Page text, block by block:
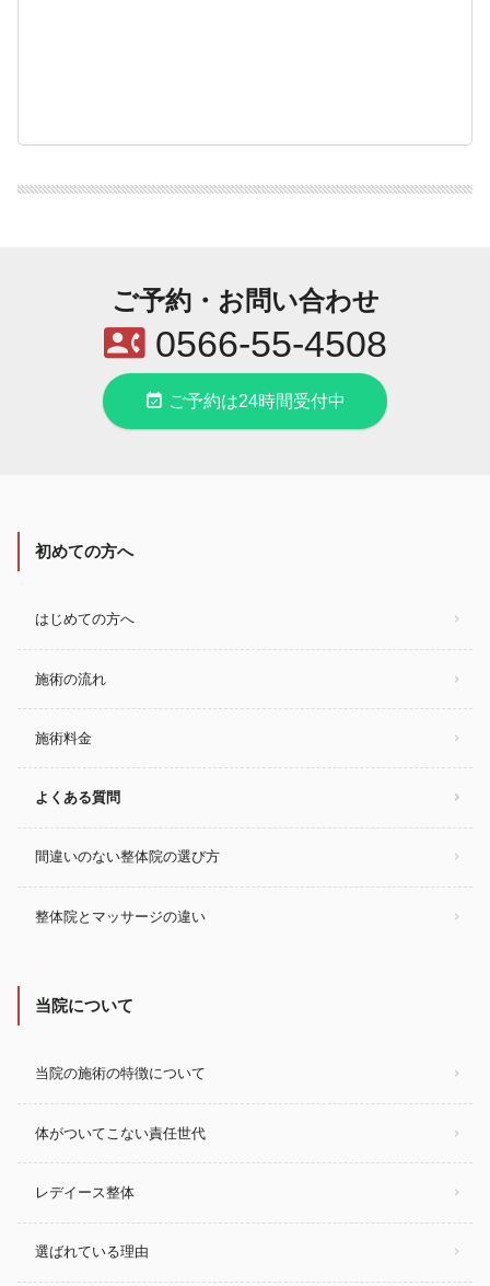
ご予約・お問い合わせ
contact_phone0566-55-4508
event_available ご予約は24時間受付中
初めての方へ
はじめての方へ
施術の流れ
施術料金
よくある質問
間違いのない整体院の選び方
整体院とマッサージの違い
当院について
当院の施術の特徴について
体がついてこない責任世代
レデイース整体
選ばれている理由